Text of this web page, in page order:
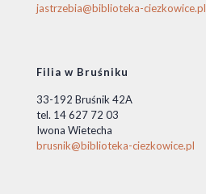
jastrzebia@biblioteka-ciezkowice.pl
Filia w Bruśniku
33-192 Bruśnik 42A
tel. 14 627 72 03
Iwona Wietecha
brusnik@biblioteka-ciezkowice.pl